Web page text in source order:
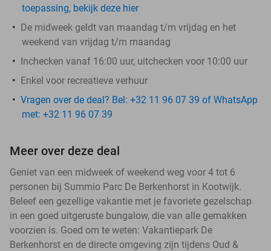
toepassing, bekijk deze hier
De midweek geldt van maandag t/m vrijdag en het
weekend van vrijdag t/m maandag
Inchecken vanaf 16:00 uur, uitchecken voor 10:00 uur
Enkel voor recreatieve verhuur
Vragen over de deal? Bel: +32 11 96 07 39 of WhatsApp
met: +32 11 96 07 39
Meer over deze deal
Geniet van een midweek of weekend weg voor 4 tot 6
personen bij Summio Parc De Berkenhorst in Kootwijk.
Beleef een gezellige vakantie met je favoriete gezelschap
in een goed uitgeruste bungalow, die van alle gemakken
voorzien is. Goed om te weten: Vakantiepark De
Berkenhorst en de directe omgeving zijn tijdens Oud &